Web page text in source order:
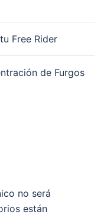
Free Rider
de Furgos
no será
están